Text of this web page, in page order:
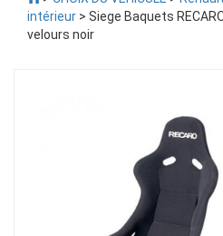
intérieur > Siege Baquets
velours noir